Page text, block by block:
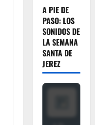
A PIE DE
PASO: LOS
SONIDOS DE
LA SEMANA
SANTA DE
JEREZ